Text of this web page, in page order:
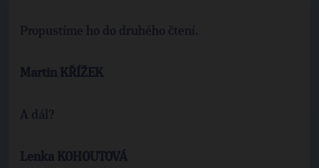
Propustíme ho do druhého čtení.
Martin KŘÍŽEK
A dál?
Lenka KOHOUTOVÁ